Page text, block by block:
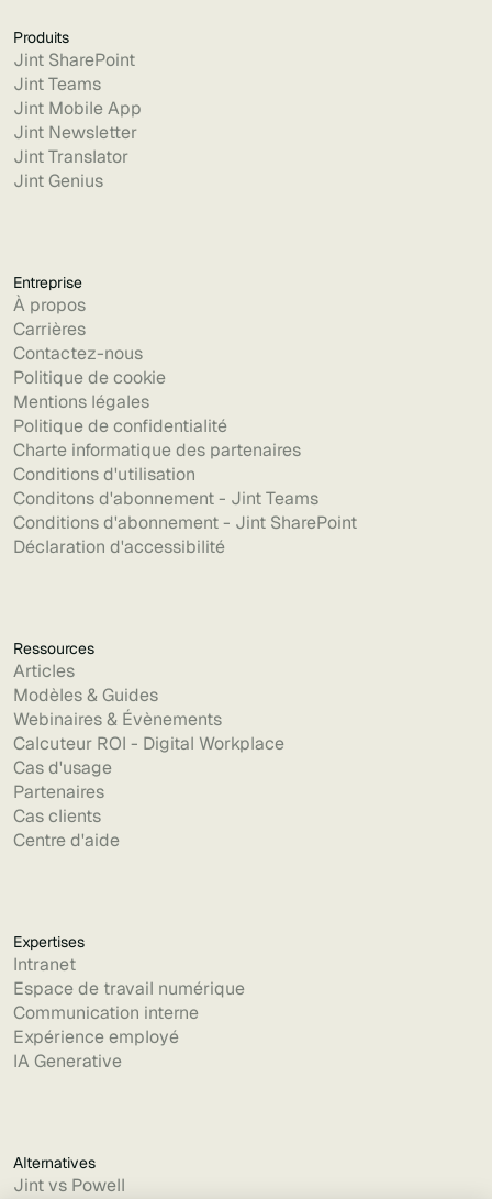
Produits
Jint SharePoint
Jint Teams
Jint Mobile App
Jint Newsletter
Jint Translator
Jint Genius
Entreprise
À propos
Carrières
Contactez-nous
Politique de cookie
Mentions légales
Politique de confidentialité
Charte informatique des partenaires
Conditions d'utilisation
Conditons d'abonnement - Jint Teams
Conditions d'abonnement - Jint SharePoint
Déclaration d'accessibilité
Ressources
Articles
Modèles & Guides
Webinaires & Évènements
Calcuteur ROI - Digital Workplace
Cas d'usage
Partenaires
Cas clients
Centre d'aide
Expertises
Intranet
Espace de travail numérique
Communication interne
Expérience employé
IA Generative
Alternatives
Jint vs Powell